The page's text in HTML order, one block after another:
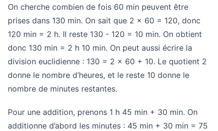
On cherche combien de fois 60 min peuvent être
prises dans 130 min. On sait que 2 × 60 = 120, donc
120 min = 2 h. Il reste 130 - 120 = 10 min. On obtient
donc 130 min = 2 h 10 min. On peut aussi écrire la
division euclidienne : 130 = 2 × 60 + 10. Le quotient 2
donne le nombre d’heures, et le reste 10 donne le
nombre de minutes restantes.
Pour une addition, prenons 1 h 45 min + 30 min. On
additionne d’abord les minutes : 45 min + 30 min = 75